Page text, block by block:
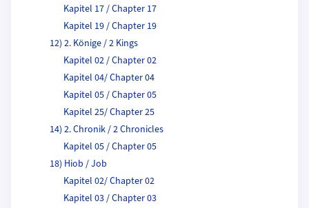
Kapitel 17 / Chapter 17
Kapitel 19 / Chapter 19
12) 2. Könige / 2 Kings
Kapitel 02 / Chapter 02
Kapitel 04/ Chapter 04
Kapitel 05 / Chapter 05
Kapitel 25/ Chapter 25
14) 2. Chronik / 2 Chronicles
Kapitel 05 / Chapter 05
18) Hiob / Job
Kapitel 02/ Chapter 02
Kapitel 03 / Chapter 03